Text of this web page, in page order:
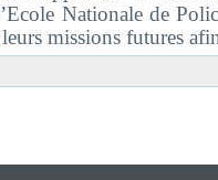
Nationale de
missions futures